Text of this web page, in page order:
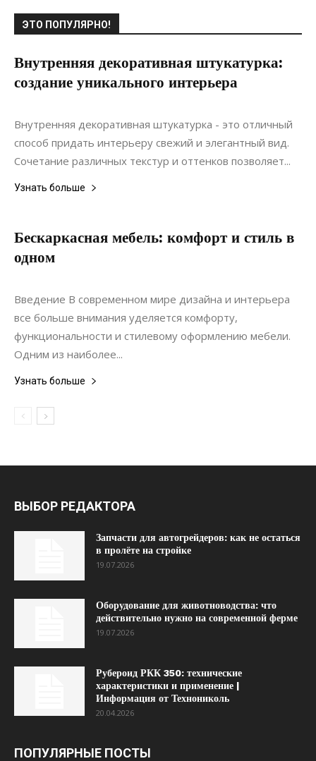
ЭТО ПОПУЛЯРНО!
Внутренняя декоративная штукатурка:
создание уникального интерьера
20.06.2021
Внутренняя декоративная штукатурка - это отличный
способ придать интерьеру свежий и элегантный вид.
Сочетание различных текстур и оттенков позволяет...
Узнать больше
Бескаркасная мебель: комфорт и стиль в
одном
20.06.2022
Введение В современном мире дизайна и интерьера
все больше внимания уделяется комфорту,
функциональности и стилевому оформлению мебели.
Одним из наиболее...
Узнать больше
ВЫБОР РЕДАКТОРА
Запчасти для автогрейдеров: как не остаться
в пролёте на стройке
19.07.2026
Оборудование для животноводства: что
действительно нужно на современной ферме
19.07.2026
Рубероид РКК 350: технические
характеристики и применение |
Информация от Технониколь
20.04.2026
ПОПУЛЯРНЫЕ ПОСТЫ